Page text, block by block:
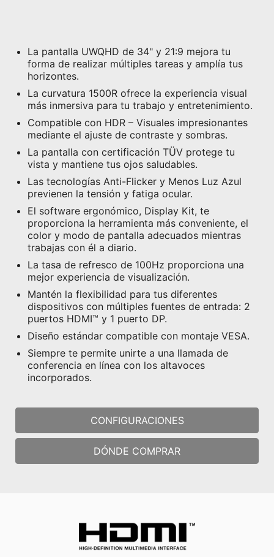
La pantalla UWQHD de 34" y 21:9 mejora tu
forma de realizar múltiples tareas y amplía tus
horizontes.
La curvatura 1500R ofrece la experiencia visual
más inmersiva para tu trabajo y entretenimiento.
Compatible con HDR – Visuales impresionantes
mediante el ajuste de contraste y sombras.
La pantalla con certificación TÜV protege tu
vista y mantiene tus ojos saludables.
Las tecnologías Anti-Flicker y Menos Luz Azul
previenen la tensión y fatiga ocular.
El software ergonómico, Display Kit, te
proporciona la herramienta más conveniente, el
color y modo de pantalla adecuados mientras
trabajas con él a diario.
La tasa de refresco de 100Hz proporciona una
mejor experiencia de visualización.
Mantén la flexibilidad para tus diferentes
dispositivos con múltiples fuentes de entrada: 2
puertos HDMI™ y 1 puerto DP.
Diseño estándar compatible con montaje VESA.
Siempre te permite unirte a una llamada de
conferencia en línea con los altavoces
incorporados.
CONFIGURACIONES
DÓNDE COMPRAR